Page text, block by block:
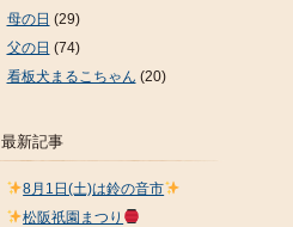
母の日 (29)
父の日 (74)
看板犬まるこちゃん (20)
最新記事
8月1日(土)は鈴の音市
松阪祇園まつり